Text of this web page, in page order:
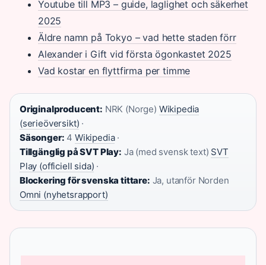
Youtube till MP3 – guide, laglighet och säkerhet
2025
Äldre namn på Tokyo – vad hette staden förr
Alexander i Gift vid första ögonkastet 2025
Vad kostar en flyttfirma per timme
Originalproducent: NRK (Norge) Wikipedia
(serieöversikt) ·
Säsonger: 4 Wikipedia·
Tillgänglig på SVT Play: Ja (med svensk text) SVT
Play (officiell sida) ·
Blockering för svenska tittare: Ja, utanför Norden
Omni (nyhetsrapport)